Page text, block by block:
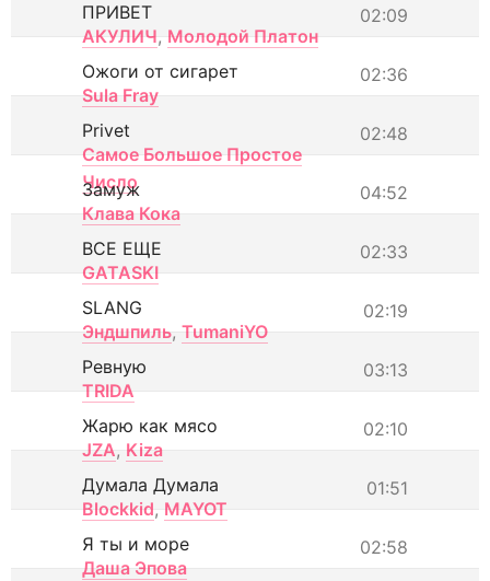
02:09
ПРИВЕТ
АКУЛИЧ, Молодой Платон
02:36
Ожоги от сигарет
Sula Fray
02:48
Privet
Самое Большое Простое
Число
04:52
Замуж
Клава Кока
02:33
ВСЕ ЕЩЕ
GATASKI
02:19
SLANG
Эндшпиль, TumaniYO
03:13
Ревную
TRIDA
02:10
Жарю как мясо
JZA, Kiza
01:51
Думала Думала
Blockkid, MAYOT
02:58
Я ты и море
Даша Эпова